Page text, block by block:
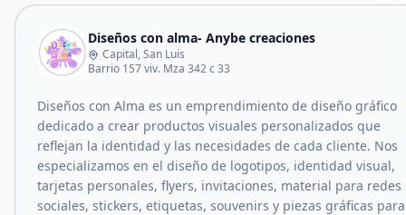
Diseños con alma- Anybe creaciones
Capital, San Luis
Barrio 157 viv. Mza 342 c 33
Diseños con Alma es un emprendimiento de diseño gráfico
dedicado a crear productos visuales personalizados que
reflejan la identidad y las necesidades de cada cliente. Nos
especializamos en el diseño de logotipos, identidad visual,
tarjetas personales, flyers, invitaciones, material para redes
sociales, stickers, etiquetas, souvenirs y piezas gráficas para